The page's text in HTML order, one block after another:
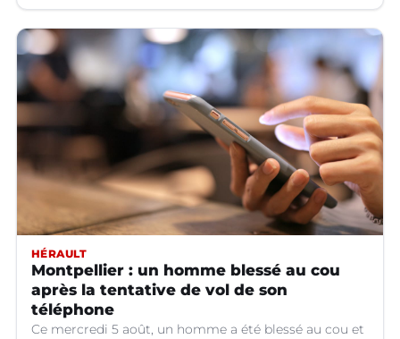
HÉRAULT
Montpellier : un homme blessé au cou
après la tentative de vol de son
téléphone
Ce mercredi 5 août, un homme a été blessé au cou et